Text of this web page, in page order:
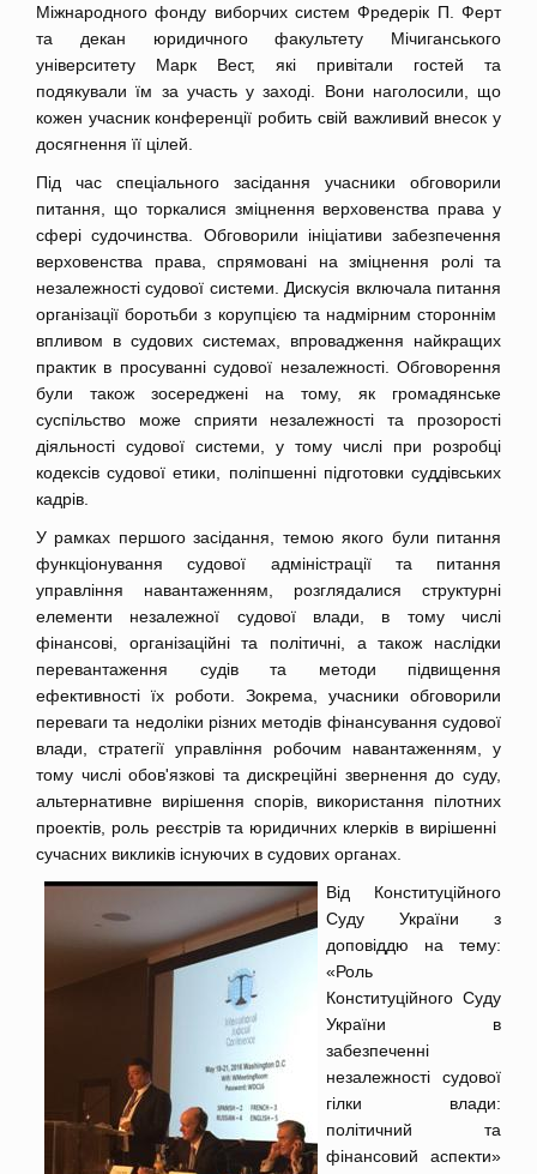
Міжнародного фонду виборчих систем Фредерік П. Ферт
та декан юридичного факультету Мічиганського
університету Марк Вест, які привітали гостей та
подякували їм за участь у заході. Вони наголосили, що
кожен учасник конференції робить свій важливий внесок у
досягнення її цілей.
Під час спеціального засідання учасники обговорили
питання, що торкалися зміцнення верховенства права у
сфері судочинства. Обговорили ініціативи забезпечення
верховенства права, спрямовані на зміцнення ролі та
незалежності судової системи. Дискусія включала питання
організації боротьби з корупцією та надмірним стороннім
впливом в судових системах, впровадження найкращих
практик в просуванні судової незалежності. Обговорення
були також зосереджені на тому, як громадянське
суспільство може сприяти незалежності та прозорості
діяльності судової системи, у тому числі при розробці
кодексів судової етики, поліпшенні підготовки суддівських
кадрів.
У рамках першого засідання, темою якого були питання
функціонування судової адміністрації та питання
управління навантаженням, розглядалися структурні
елементи незалежної судової влади, в тому числі
фінансові, організаційні та політичні, а також наслідки
перевантаження судів та методи підвищення
ефективності їх роботи. Зокрема, учасники обговорили
переваги та недоліки різних методів фінансування судової
влади, стратегії управління робочим навантаженням, у
тому числі обов'язкові та дискреційні звернення до суду,
альтернативне вирішення спорів, використання пілотних
проектів, роль реєстрів та юридичних клерків в вирішенні
сучасних викликів існуючих в судових органах.
Від Конституційного
Суду України з
доповіддю на тему:
«Роль
Конституційного Суду
України в
забезпеченні
незалежності судової
гілки влади:
політичний та
фінансовий аспекти»